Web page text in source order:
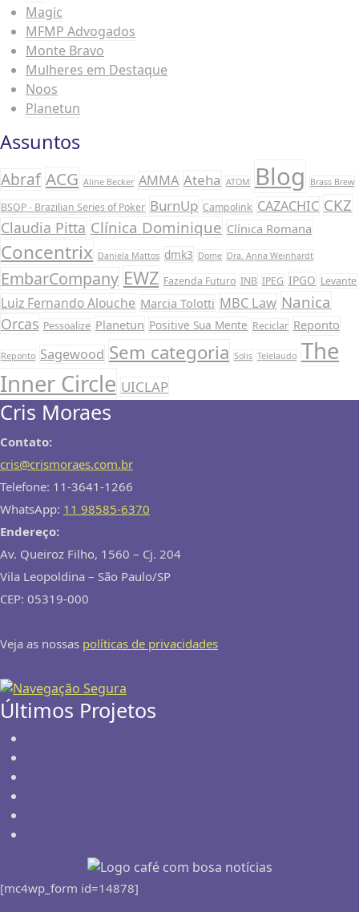
Magic
MFMP Advogados
Monte Bravo
Mulheres em Destaque
Noos
Planetun
Assuntos
Abraf ACG Aline Becker AMMA Ateha ATOM Blog Brass Brew
BSOP - Brazilian Series of Poker BurnUp Campolink CAZACHIC CKZ
Claudia Pitta Clínica Dominique Clínica Romana
Concentrix Daniela Mattos dmk3 Dome Dra. Anna Weinhardt
EmbarCompany EWZ Fazenda Futuro INB IPEG IPGO Levante
Luiz Fernando Alouche Marcia Tolotti MBC Law Nanica
Orcas Pessoalize Planetun Positive Sua Mente Reciclar Reponto
Reponto Sagewood Sem categoria Solis Telelaudo The
Inner Circle UICLAP
Cris Moraes
Contato:
cris@crismoraes.com.br
Telefone: 11-3641-1266
WhatsApp: 11 98585-6370
Endereço:
Av. Queiroz Filho, 1560 – Cj. 204
Vila Leopoldina – São Paulo/SP
CEP: 05319-000
Veja as nossas políticas de privacidades
Últimos Projetos
[mc4wp_form id=14878]